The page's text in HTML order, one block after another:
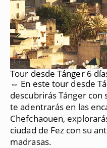
Tour desde Tánger 6
⇔ En este tour desde
descubrirás Tánger con
te adentrarás en las
Chefchaouen,
ciudad de Fez con su
madrasas.